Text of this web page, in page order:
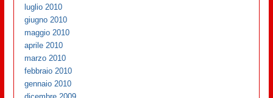
luglio 2010
giugno 2010
maggio 2010
aprile 2010
marzo 2010
febbraio 2010
gennaio 2010